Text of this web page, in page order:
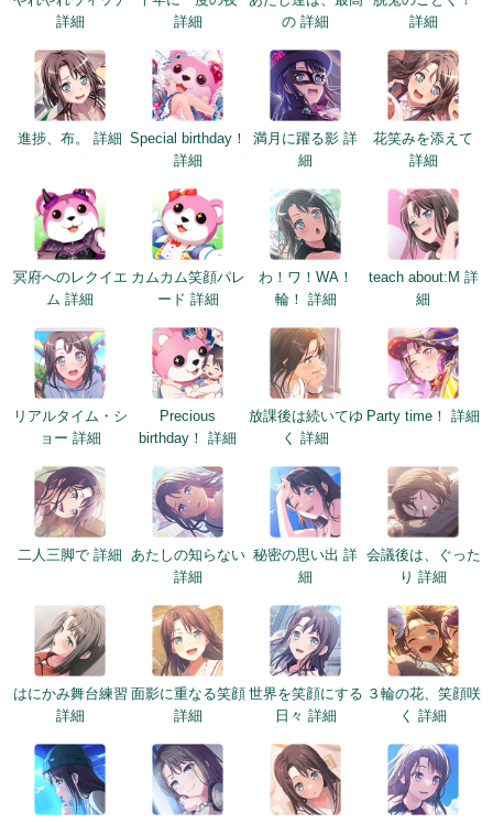
詳細
詳細
の 詳細
詳細
進捗、布。 詳細 Special birthday！
詳細
満月に躍る影 詳
細
花笑みを添えて
詳細
冥府へのレクイエ
ム 詳細
カムカム笑顔パレ
ード 詳細
わ！ワ！WA！
輪！ 詳細
teach about:M 詳
細
リアルタイム・シ
ョー 詳細
Precious
birthday！ 詳細
放課後は続いてゆ
く 詳細
Party time！ 詳細
二人三脚で 詳細 あたしの知らない
詳細
秘密の思い出 詳
細
会議後は、ぐった
り 詳細
はにかみ舞台練習
詳細
面影に重なる笑顔
詳細
世界を笑顔にする
日々 詳細
３輪の花、笑顔咲
く 詳細